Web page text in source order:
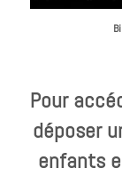
Pour
déposer
enfants